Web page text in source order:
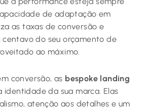
de adaptação em
as taxas de conversão e
centavo do seu orçamento de
ao máximo.
conversão, as bespoke landing
identidade da sua marca. Elas
atenção aos detalhes e um